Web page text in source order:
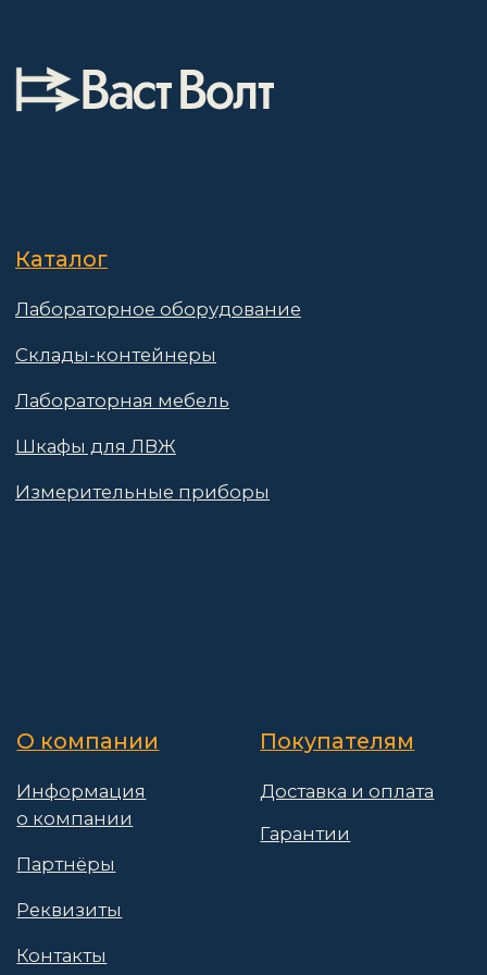
О компании Покупателям
© 2025 АО «Васт Волт»
Политика конфиденциальности
Пользовательское соглашение
GetProSite
Контакты
Поставщикам